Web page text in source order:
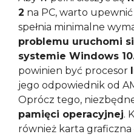
2 na PC, warto
spełnia minimalne
problemu uruchomi
systemie Windows
powinien być procesor
jego odpowiednik od
Oprócz tego,
pamięci operacyjnej.
również karta